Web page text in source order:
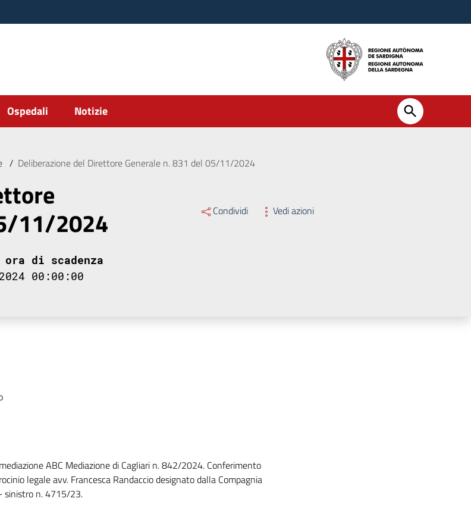
Ospedali Notizie
/ Deliberazione del Direttore Generale n. 831 del 05/11/2024
11/2024 Condividi Vedi azioni
ora di scadenza
00:00:00
ABC Mediazione di Cagliari n. 842/2024. Conferimento
legale avv. Francesca Randaccio designato dalla Compagnia
sinistro n. 4715/23.